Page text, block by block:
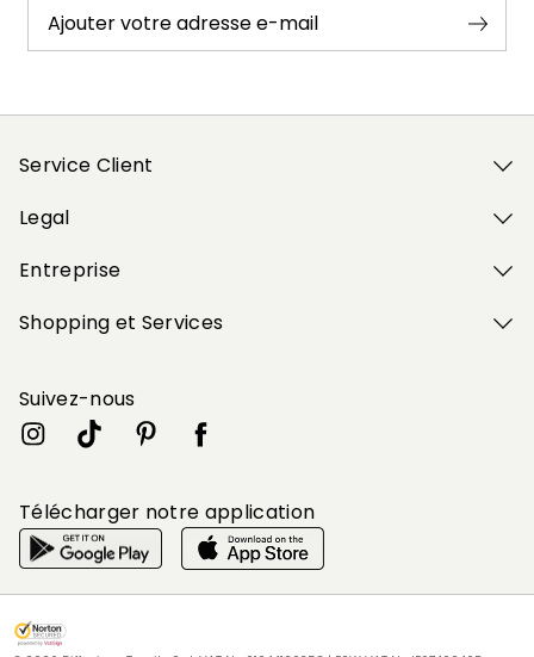
Ajouter votre adresse e-mail
Service Client
Legal
Entreprise
Shopping et Services
Suivez-nous
Télécharger notre application